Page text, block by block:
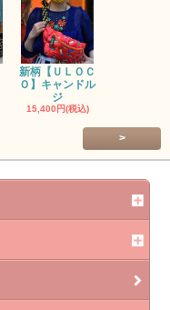
新柄【ＵＬＯＣ
Ｏ】キャンドル
ジ
15,400円(税込)
>